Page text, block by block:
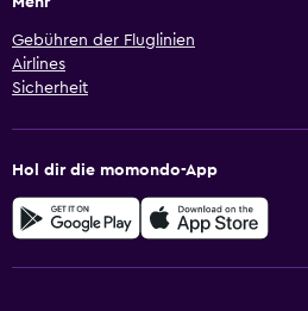
Gebühren der Fluglinien
Airlines
Sicherheit
Hol dir die momondo-App